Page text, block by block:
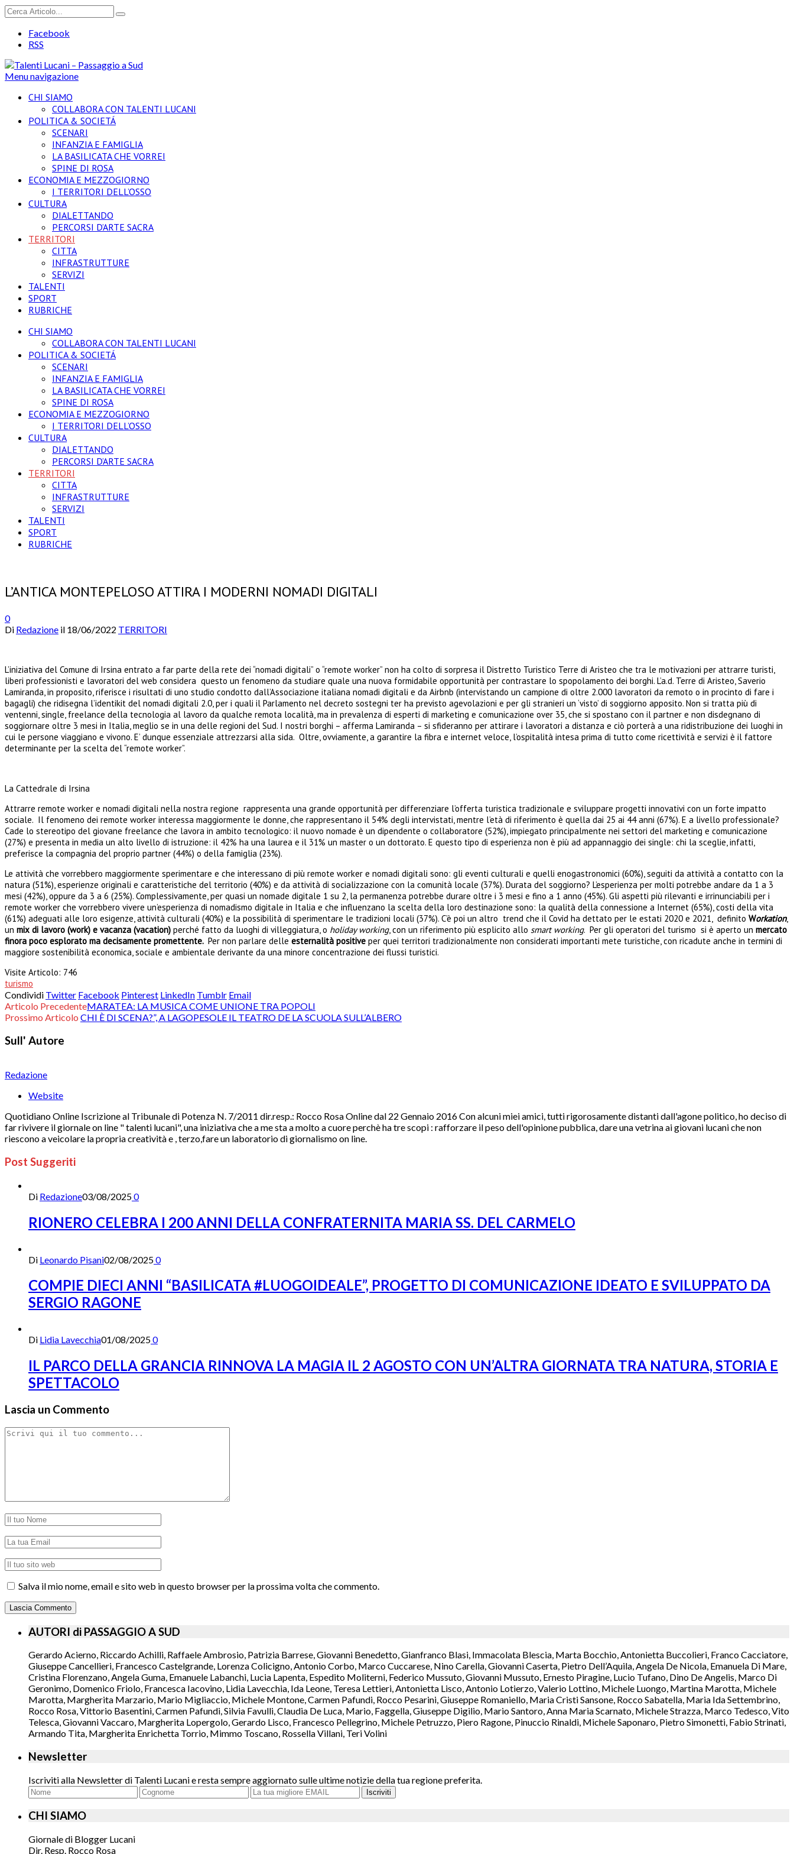
Facebook
RSS
Menu navigazione
CHI SIAMO
COLLABORA CON TALENTI LUCANI
POLITICA & SOCIETÁ
SCENARI
INFANZIA E FAMIGLIA
LA BASILICATA CHE VORREI
SPINE DI ROSA
ECONOMIA E MEZZOGIORNO
I TERRITORI DELL’OSSO
CULTURA
DIALETTANDO
PERCORSI D’ARTE SACRA
TERRITORI
CITTA
INFRASTRUTTURE
SERVIZI
TALENTI
SPORT
RUBRICHE
CHI SIAMO
COLLABORA CON TALENTI LUCANI
POLITICA & SOCIETÁ
SCENARI
INFANZIA E FAMIGLIA
LA BASILICATA CHE VORREI
SPINE DI ROSA
ECONOMIA E MEZZOGIORNO
I TERRITORI DELL’OSSO
CULTURA
DIALETTANDO
PERCORSI D’ARTE SACRA
TERRITORI
CITTA
INFRASTRUTTURE
SERVIZI
TALENTI
SPORT
RUBRICHE
L’ANTICA MONTEPELOSO ATTIRA I MODERNI NOMADI DIGITALI
0
Di Redazione il 18/06/2022 TERRITORI
L’iniziativa del Comune di Irsina entrato a far parte della rete dei “nomadi digitali” o “remote worker” non ha colto di sorpresa il Distretto Turistico Terre di Aristeo che tra le motivazioni per attrarre turisti,
liberi professionisti e lavoratori del web considera questo un fenomeno da studiare quale una nuova formidabile opportunità per contrastare lo spopolamento dei borghi. L’a.d. Terre di Aristeo, Saverio
Lamiranda, in proposito, riferisce i risultati di uno studio condotto dall’Associazione italiana nomadi digitali e da Airbnb (intervistando un campione di oltre 2.000 lavoratori da remoto o in procinto di fare i
bagagli) che ridisegna l’identikit del nomadi digitali 2.0, per i quali il Parlamento nel decreto sostegni ter ha previsto agevolazioni e per gli stranieri un ‘visto’ di soggiorno apposito. Non si tratta più di
ventenni, single, freelance della tecnologia al lavoro da qualche remota località, ma in prevalenza di esperti di marketing e comunicazione over 35, che si spostano con il partner e non disdegnano di
soggiornare oltre 3 mesi in Italia, meglio se in una delle regioni del Sud. I nostri borghi – afferma Lamiranda – si sfideranno per attirare i lavoratori a distanza e ciò porterà a una ridistribuzione dei luoghi in
cui le persone viaggiano e vivono. E’ dunque essenziale attrezzarsi alla sida. Oltre, ovviamente, a garantire la fibra e internet veloce, l’ospitalità intesa prima di tutto come ricettività e servizi è il fattore
determinante per la scelta del “remote worker”.
La Cattedrale di Irsina
Attrarre remote worker e nomadi digitali nella nostra regione rappresenta una grande opportunità per differenziare l’offerta turistica tradizionale e sviluppare progetti innovativi con un forte impatto
sociale. Il fenomeno dei remote worker interessa maggiormente le donne, che rappresentano il 54% degli intervistati, mentre l’età di riferimento è quella dai 25 ai 44 anni (67%). E a livello professionale?
Cade lo stereotipo del giovane freelance che lavora in ambito tecnologico: il nuovo nomade è un dipendente o collaboratore (52%), impiegato principalmente nei settori del marketing e comunicazione
(27%) e presenta in media un alto livello di istruzione: il 42% ha una laurea e il 31% un master o un dottorato. E questo tipo di esperienza non è più ad appannaggio dei single: chi la sceglie, infatti,
preferisce la compagnia del proprio partner (44%) o della famiglia (23%).
Le attività che vorrebbero maggiormente sperimentare e che interessano di più remote worker e nomadi digitali sono: gli eventi culturali e quelli enogastronomici (60%), seguiti da attività a contatto con la
natura (51%), esperienze originali e caratteristiche del territorio (40%) e da attività di socializzazione con la comunità locale (37%). Durata del soggiorno? L’esperienza per molti potrebbe andare da 1 a 3
mesi (42%), oppure da 3 a 6 (25%). Complessivamente, per quasi un nomade digitale 1 su 2, la permanenza potrebbe durare oltre i 3 mesi e fino a 1 anno (45%). Gli aspetti più rilevanti e irrinunciabili per i
remote worker che vorrebbero vivere un’esperienza di nomadismo digitale in Italia e che influenzano la scelta della loro destinazione sono: la qualità della connessione a Internet (65%), costi della vita
(61%) adeguati alle loro esigenze, attività culturali (40%) e la possibilità di sperimentare le tradizioni locali (37%). C’è poi un altro trend che il Covid ha dettato per le estati 2020 e 2021, definito Workation,
un mix di lavoro (work) e vacanza (vacation) perché fatto da luoghi di villeggiatura, o holiday working, con un riferimento più esplicito allo smart working. Per gli operatori del turismo si è aperto un mercato
finora poco esplorato ma decisamente promettente. Per non parlare delle esternalità positive per quei territori tradizionalmente non considerati importanti mete turistiche, con ricadute anche in termini di
maggiore sostenibilità economica, sociale e ambientale derivante da una minore concentrazione dei flussi turistici.
Visite Articolo: 746
turismo
Condividi Twitter Facebook Pinterest LinkedIn Tumblr Email
Articolo PrecedenteMARATEA: LA MUSICA COME UNIONE TRA POPOLI
Prossimo Articolo CHI È DI SCENA?”, A LAGOPESOLE IL TEATRO DE LA SCUOLA SULL’ALBERO
Sull' Autore
Redazione
Website
Quotidiano Online Iscrizione al Tribunale di Potenza N. 7/2011 dir.resp.: Rocco Rosa Online dal 22 Gennaio 2016 Con alcuni miei amici, tutti rigorosamente distanti dall'agone politico, ho deciso di
far rivivere il giornale on line " talenti lucani", una iniziativa che a me sta a molto a cuore perchè ha tre scopi : rafforzare il peso dell'opinione pubblica, dare una vetrina ai giovani lucani che non
riescono a veicolare la propria creatività e , terzo,fare un laboratorio di giornalismo on line.
Post Suggeriti
Di Redazione03/08/20250
RIONERO CELEBRA I 200 ANNI DELLA CONFRATERNITA MARIA SS. DEL CARMELO
Di Leonardo Pisani02/08/20250
COMPIE DIECI ANNI “BASILICATA #LUOGOIDEALE”, PROGETTO DI COMUNICAZIONE IDEATO E SVILUPPATO DA
SERGIO RAGONE
Di Lidia Lavecchia01/08/20250
IL PARCO DELLA GRANCIA RINNOVA LA MAGIA IL 2 AGOSTO CON UN’ALTRA GIORNATA TRA NATURA, STORIA E
SPETTACOLO
Lascia un Commento
Salva il mio nome, email e sito web in questo browser per la prossima volta che commento.
AUTORI di PASSAGGIO A SUD
Gerardo Acierno, Riccardo Achilli, Raffaele Ambrosio, Patrizia Barrese, Giovanni Benedetto, Gianfranco Blasi, Immacolata Blescia, Marta Bocchio, Antonietta Buccolieri, Franco Cacciatore,
Giuseppe Cancellieri, Francesco Castelgrande, Lorenza Colicigno, Antonio Corbo, Marco Cuccarese, Nino Carella, Giovanni Caserta, Pietro Dell’Aquila, Angela De Nicola, Emanuela Di Mare,
Cristina Florenzano, Angela Guma, Emanuele Labanchi, Lucia Lapenta, Espedito Moliterni, Federico Mussuto, Giovanni Mussuto, Ernesto Piragine, Lucio Tufano, Dino De Angelis, Marco Di
Geronimo, Domenico Friolo, Francesca Iacovino, Lidia Lavecchia, Ida Leone, Teresa Lettieri, Antonietta Lisco, Antonio Lotierzo, Valerio Lottino, Michele Luongo, Martina Marotta, Michele
Marotta, Margherita Marzario, Mario Migliaccio, Michele Montone, Carmen Pafundi, Rocco Pesarini, Giuseppe Romaniello, Maria Cristi Sansone, Rocco Sabatella, Maria Ida Settembrino,
Rocco Rosa, Vittorio Basentini, Carmen Pafundi, Silvia Favulli, Claudia De Luca, Mario, Faggella, Giuseppe Digilio, Mario Santoro, Anna Maria Scarnato, Michele Strazza, Marco Tedesco, Vito
Telesca, Giovanni Vaccaro, Margherita Lopergolo, Gerardo Lisco, Francesco Pellegrino, Michele Petruzzo, Piero Ragone, Pinuccio Rinaldi, Michele Saponaro, Pietro Simonetti, Fabio Strinati,
Armando Tita, Margherita Enrichetta Torrio, Mimmo Toscano, Rossella Villani, Teri Volini
Newsletter
Iscriviti alla Newsletter di Talenti Lucani e resta sempre aggiornato sulle ultime notizie della tua regione preferita.
Iscriviti
CHI SIAMO
Giornale di Blogger Lucani
Dir. Resp. Rocco Rosa